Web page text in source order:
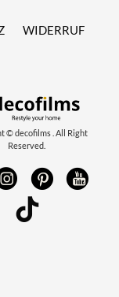
WIDERRUF
© decofilms . All Right
Reserved.